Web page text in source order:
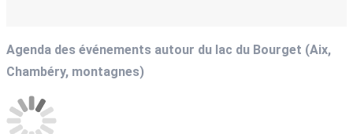
Agenda des événements autour du lac du Bourget (Aix,
Chambéry, montagnes)